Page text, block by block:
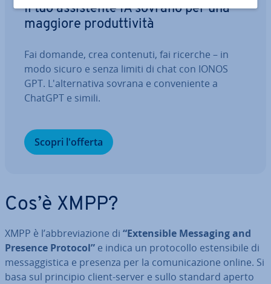
Il tuo as­si­sten­te IA sovrano per una
maggiore pro­dut­ti­vi­tà
Fai domande, crea contenuti, fai ricerche – in
modo sicuro e senza limiti di chat con IONOS
GPT. L'al­ter­na­ti­va sovrana e con­ve­nien­te a
ChatGPT e simili.
Scopri l'offerta
Cos’è XMPP?
XMPP è l’ab­bre­via­zio­ne di “Ex­ten­si­ble Messaging and
Presence Protocol” e indica un pro­to­col­lo esten­si­bi­le di
mes­sag­gi­sti­ca e presenza per la co­mu­ni­ca­zio­ne online. Si
basa sul principio client-server e sullo standard aperto